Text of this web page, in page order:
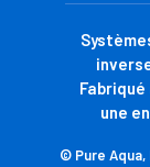
une
© Pure